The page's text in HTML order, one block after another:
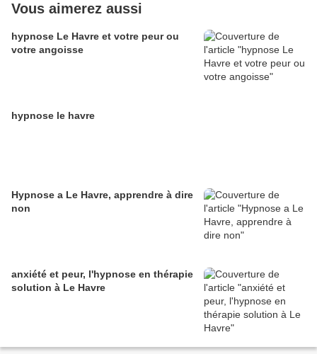
Vous aimerez aussi
hypnose Le Havre et votre peur ou
votre angoisse
hypnose le havre
Hypnose a Le Havre, apprendre à dire
non
anxiété et peur, l'hypnose en thérapie
solution à Le Havre